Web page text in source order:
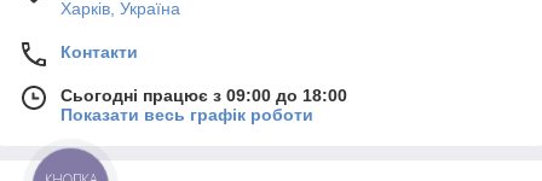
Харків, Україна
Контакти
Сьогодні працює з 09:00 до 18:00
Показати весь графік роботи